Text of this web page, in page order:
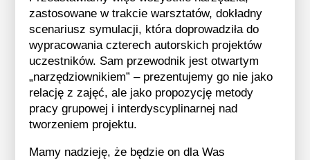
zastosowane w trakcie warsztatów, dokładny
scenariusz symulacji, która doprowadziła do
wypracowania czterech autorskich projektów
uczestników. Sam przewodnik jest otwartym
„narzędziownikiem” – prezentujemy go nie jako
relację z zajęć, ale jako propozycję metody
pracy grupowej i interdyscyplinarnej nad
tworzeniem projektu.
Mamy nadzieję, że będzie on dla Was